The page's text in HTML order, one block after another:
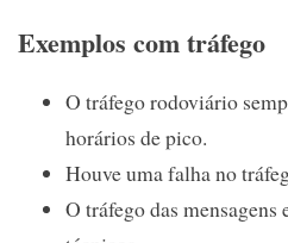
Exemplos com tráfego
O tráfego rodoviário
horários de pico.
Houve uma falha no
O tráfego das mensagens